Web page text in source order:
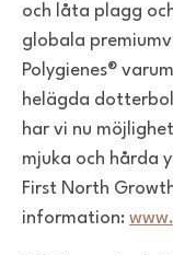
och låta plagg
globala
Polygienes®
helägda
har vi nu
mjuka och hårda
First North
information: